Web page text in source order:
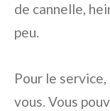
de cannelle,
peu.
Pour le
vous. Vous